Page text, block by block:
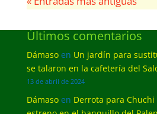
Últimos comentarios
Dámasoen Un jardín para
se talaron en la cafetería del
13 de abril de 2024
Dámasoen Derrota para